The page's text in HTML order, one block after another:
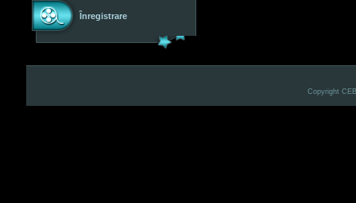
Înregistrare
Copyright